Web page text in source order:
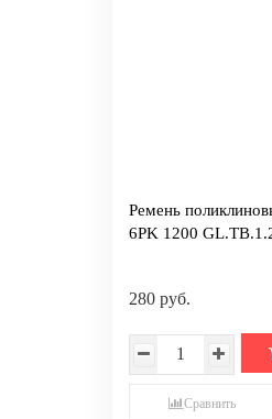
Ремень
6PK 1200
280 руб.
Сравнить